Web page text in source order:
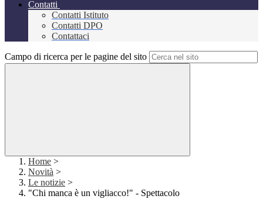
Contatti
Contatti Istituto
Contatti DPO
Contattaci
Campo di ricerca per le pagine del sito
Home >
Novità >
Le notizie >
"Chi manca è un vigliacco!" - Spettacolo